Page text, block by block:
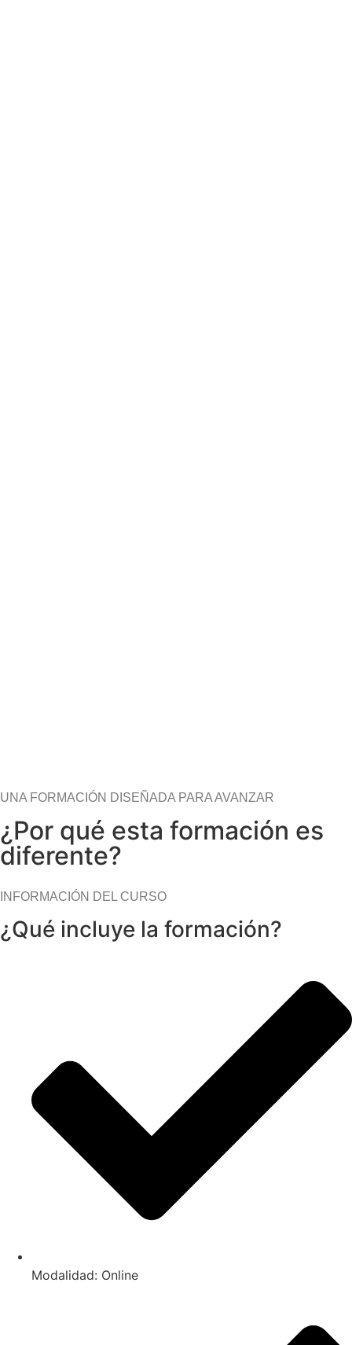
UNA FORMACIÓN DISEÑADA PARA AVANZAR
¿Por qué esta formación es
diferente?
INFORMACIÓN DEL CURSO
¿Qué incluye la formación?
Modalidad: Online